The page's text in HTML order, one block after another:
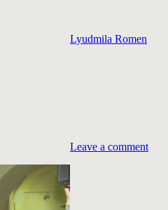
Lyudmila Romen
Leave a comment